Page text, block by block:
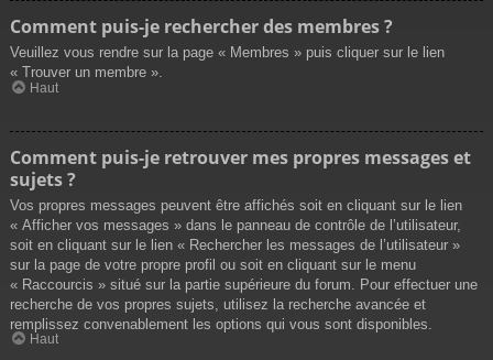
Comment puis-je rechercher des membres ?
Veuillez vous rendre sur la page « Membres » puis cliquer sur le lien
« Trouver un membre ».
Haut
Comment puis-je retrouver mes propres messages et
sujets ?
Vos propres messages peuvent être affichés soit en cliquant sur le lien
« Afficher vos messages » dans le panneau de contrôle de l’utilisateur,
soit en cliquant sur le lien « Rechercher les messages de l’utilisateur »
sur la page de votre propre profil ou soit en cliquant sur le menu
« Raccourcis » situé sur la partie supérieure du forum. Pour effectuer une
recherche de vos propres sujets, utilisez la recherche avancée et
remplissez convenablement les options qui vous sont disponibles.
Haut